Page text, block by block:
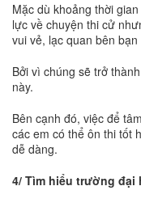
Mặc dù khoảng thời
lực về chuyện thi cử
vui vẻ, lạc quan bên
Bởi vì chúng sẽ trở
này.
Bên cạnh đó, việc để
các em có thể ôn thi tốt
dễ dàng.
4/ Tìm hiểu trường đại